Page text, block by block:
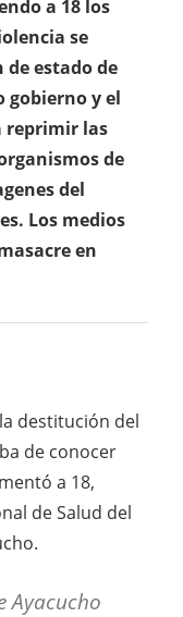
a 18 los
se
de estado de
gobierno y el
reprimir las
de
del
Los medios
en
destitución del
de conocer
a 18,
de Salud del
Ayacucho